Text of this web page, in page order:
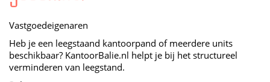
Vastgoedeigenaren
Heb je een leegstaand kantoorpand of meerdere units
beschikbaar? KantoorBalie.nl helpt je bij het structureel
verminderen van leegstand.